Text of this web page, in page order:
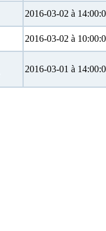
2016-03-02 à
2016-03-02 à
2016-03-01 à